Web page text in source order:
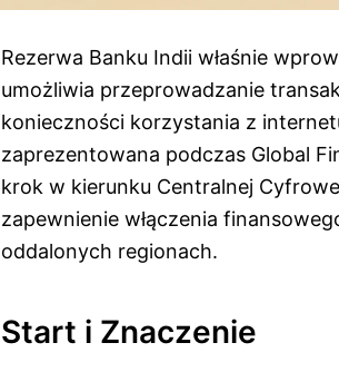
Rezerwa Banku Indii właśnie
umożliwia przeprowadzanie
konieczności korzystania z
zaprezentowana podczas Global
krok w kierunku Centralnej
zapewnienie włączenia
oddalonych regionach.
Start i Znaczenie